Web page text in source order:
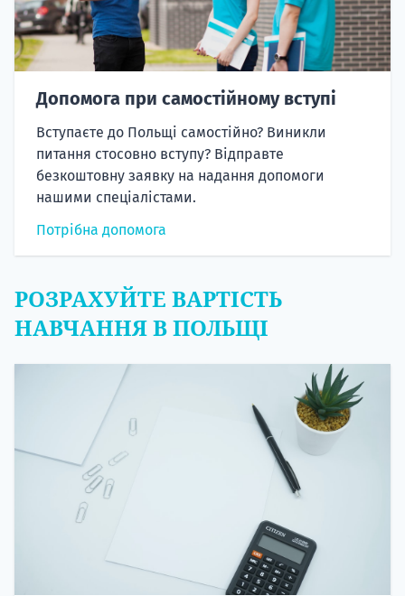
Допомога при самостійному вступі
Вступаєте до Польщі самостійно? Виникли
питання стосовно вступу? Відправте
безкоштовну заявку на надання допомоги
нашими спеціалістами.
Потрібна допомога
РОЗРАХУЙТЕ ВАРТІСТЬ
НАВЧАННЯ В ПОЛЬЩІ